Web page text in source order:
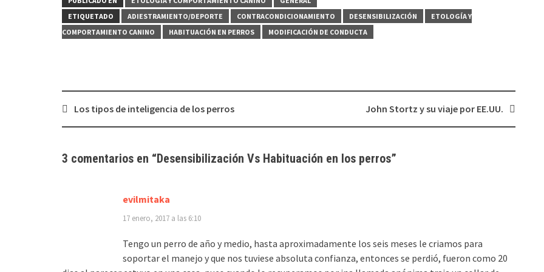
ETIQUETADO
ADIESTRAMIENTO/DEPORTE CONTRACONDICIONAMIENTO DESENSIBILIZACIÓN
ETOLOGÍA Y
COMPORTAMIENTO CANINO
HABITUACIÓN EN PERROS MODIFICACIÓN DE CONDUCTA
Navegación
de
Los tipos de inteligencia de los perros John Stortz y su viaje por EE.UU.
3 comentarios en “Desensibilización Vs Habituación en los perros”
evilmitaka
17 enero, 2017 a las 6:10
Tengo un perro de año y medio, hasta aproximadamente los seis meses le criamos para
soportar el manejo y que nos tuviese absoluta confianza, entonces se perdió, fueron como 20